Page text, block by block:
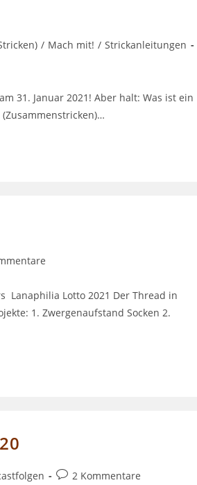
/ Mach mit! / Strickanleitungen
31. Januar 2021! Aber halt: Was ist ein
Lanaphilia Lotto 2021 Der Thread in
1. Zwergenaufstand Socken 2.
Beitrags-
2 Kommentare